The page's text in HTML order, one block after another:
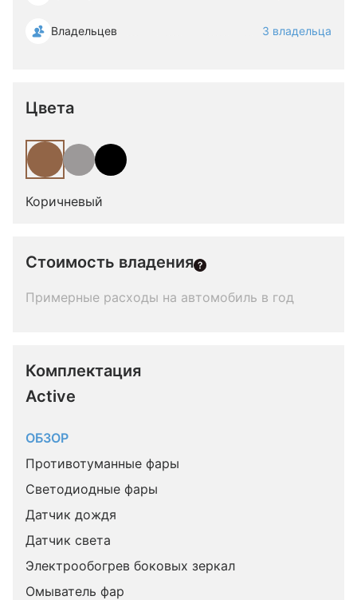
Владельцев 3 владельца
Цвета
Коричневый
Стоимость владения
Примерные расходы на автомобиль в год
Комплектация
Active
ОБЗОР
Противотуманные фары
Светодиодные фары
Датчик дождя
Датчик света
Электрообогрев боковых зеркал
Омыватель фар